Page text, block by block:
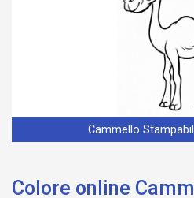
Cammello
Colore online